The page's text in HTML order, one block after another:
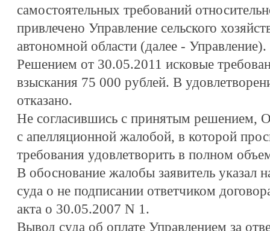
самостоятельных требований
привлечено Управление сельского
автономной области (далее - Управление).
Решением от 30.05.2011 исковые
взыскания 75 000 рублей. В
отказано.
Не согласившись с принятым
с апелляционной жалобой, в которой
требования удовлетворить в полном
В обоснование жалобы заявитель указал
суда о не подписании ответчиком
акта о 30.05.2007 N 1.
Вывод суда об оплате Управлением за